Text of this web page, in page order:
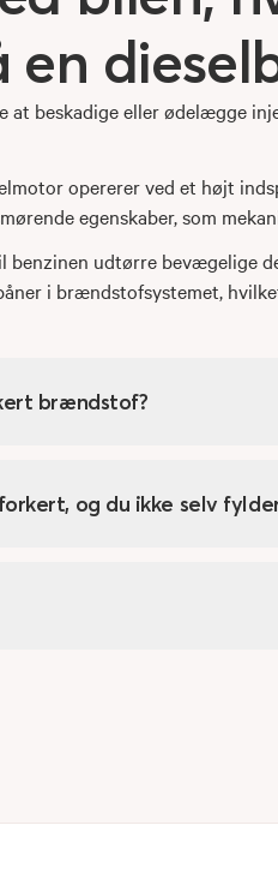
at beskadige eller ødelægge
opererer ved et højt
egenskaber, som
benzinen udtørre bevægelige
i brændstofsystemet,
brændstof?
og du ikke selv